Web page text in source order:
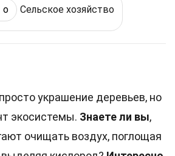
о Сельское хозяйство
украшение деревьев, но
экосистемы. Знаете ли вы,
очищать воздух, поглощая